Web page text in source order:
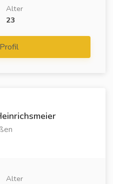
Alter
23
Alter